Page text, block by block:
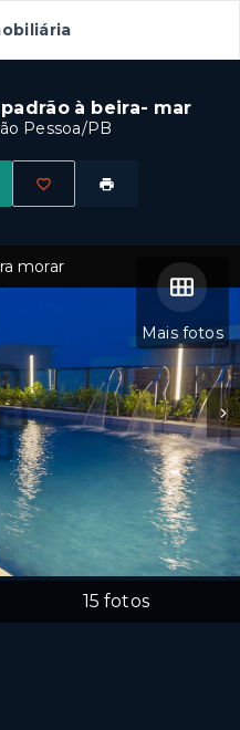
à beira- mar
Pessoa/PB
Mais fotos
15 fotos
morar